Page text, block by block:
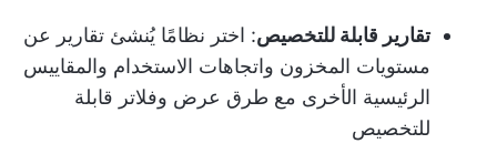
تقارير قابلة للتخصيص: اختر نظامًا يُنشئ تقارير عن
مستويات المخزون واتجاهات الاستخدام والمقاييس
الرئيسية الأخرى مع طرق عرض وفلاتر قابلة
للتخصيص